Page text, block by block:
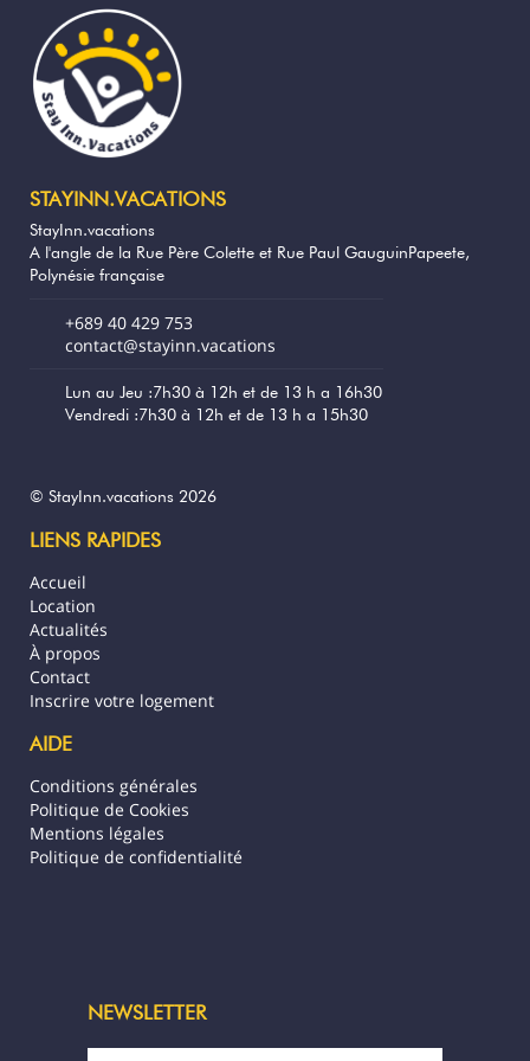
d’une vue exceptionnelle sur le lagon avec
une magnifique plage de sable blanc qui
vous attend pour des moments de détente.
🛶Des kayaks et des pirogues sont
également mis à votre disposition
lagon et approcher les célèbres raies
🚲 Si vous souhaitez explorer l’île
principale de Maupiti, des transferts
peuvent être organisés en supplément. Une
fois sur l’île, vous aurez la possibilité de
environs.
authentique, dans un environnement
masse. Ici, le luxe, c’est la simplicité, la
La propriété compte dix bungalows tous
nichés dans un environnement paisible et
naturel, propice à la détente, avec une
ambiance familiale et chaleureuse.
STAYINN.VACATIONS
StayInn.vacations
A l'angle de la Rue Père Colette et Rue Paul GauguinPapeete,
Polynésie française
+689 40 429 753
contact@stayinn.vacations
Lun au Jeu :7h30 à 12h et de 13 h a 16h30
Vendredi :7h30 à 12h et de 13 h a 15h30
© StayInn.vacations 2026
LIENS RAPIDES
Accueil
Location
Actualités
À propos
Contact
Inscrire votre logement
AIDE
Conditions générales
Politique de Cookies
Mentions légales
Politique de confidentialité
NEWSLETTER